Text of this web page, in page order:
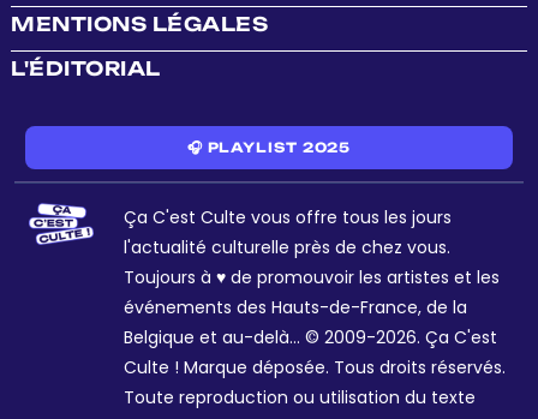
MENTIONS LÉGALES
L'ÉDITORIAL
🎧 PLAYLIST 2025
Ça C'est Culte vous offre tous les jours
l'actualité culturelle près de chez vous.
Toujours à ♥ de promouvoir les artistes et les
événements des Hauts-de-France, de la
Belgique et au-delà... © 2009-2026. Ça C'est
Culte ! Marque déposée. Tous droits réservés.
Toute reproduction ou utilisation du texte